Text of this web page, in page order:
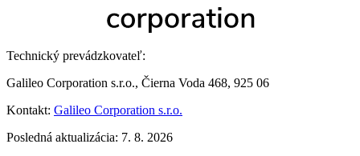
Technický prevádzkovateľ:
Galileo Corporation s.r.o., Čierna Voda 468, 925 06
Kontakt: Galileo Corporation s.r.o.
Posledná aktualizácia: 7. 8. 2026